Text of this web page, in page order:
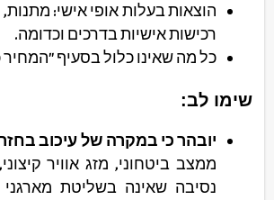
הוצאות בעלות אופי אישי:
רכישות אישיות בדרכים וכדומה.
כל מה שאינו כלול בסעיף "המחיר
שימו לב:
יובהר כי במקרה של עיכוב
ממצב ביטחוני, מזג אוויר
נסיבה שאינה בשליטת מארגני